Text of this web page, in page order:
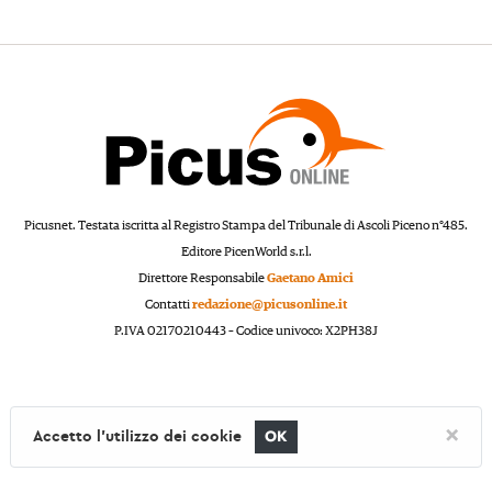
Picusnet. Testata iscritta al Registro Stampa del Tribunale di Ascoli Piceno n°485.
Editore PicenWorld s.r.l.
Direttore ResponsabileGaetano Amici
Contattiredazione@picusonline.it
P.IVA 02170210443 – Codice univoco: X2PH38J
Accetto l'utilizzo dei cookie OK ×